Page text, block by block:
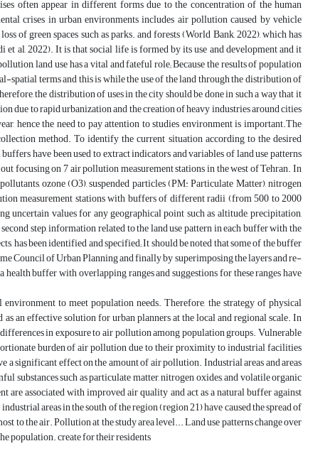
often appear in different forms due to the concentration of the human
crises in urban environments includes air pollution caused by vehicle
of green spaces such as parks. and forests (World Bank, 2022), which has
et al, 2022). It is that social life is formed by its use and development and it
land use has a vital and fateful role; Because the results of population
spatial terms and this is while the use of the land through the distribution of
the distribution of uses in the city should be done in such a way that it
due to rapid urbanization and the creation of heavy industries around cities
hence the need to pay attention to studies environment is important.The
method. To identify the current situation according to the desired
have been used to extract indicators and variables of land use patterns
focusing on 7 air pollution measurement stations in the west of Tehran. In
ozone (O3), suspended particles (PM: Particulate Matter), nitrogen
measurement stations with buffers of different radii (from 500 to 2000
values for any geographical point such as altitude, precipitation,
step, information related to the land use pattern in each buffer with the
has been identified and specified; It should be noted that some of the buffer
Council of Urban Planning and finally by superimposing the layers and re-
buffer with overlapping ranges and suggestions for these ranges have
to meet population needs. Therefore, the strategy of physical
an effective solution for urban planners at the local and regional scale. In
in exposure to air pollution among population groups. Vulnerable
burden of air pollution due to their proximity to industrial facilities
a significant effect on the amount of air pollution. Industrial areas and areas
substances such as particulate matter, nitrogen oxides, and volatile organic
are associated with improved air quality and act as a natural buffer against
areas in the south of the region (region 21) have caused the spread of
to the air. Pollution at the study area level... Land use patterns change over
population. create for their residents